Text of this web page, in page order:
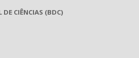
CIÊNCIAS (BDC)